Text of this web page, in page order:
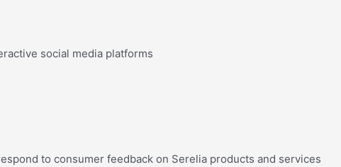
social media platforms
to consumer feedback on Serelia products and services